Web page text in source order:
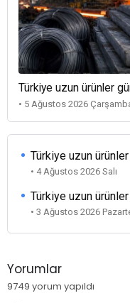
Türkiye uzun ürünler
• 5 Ağustos 2026
Türkiye uzun
• 4 Ağustos 2026 Salı
Türkiye uzun
• 3 Ağustos 2026
Yorumlar
9749 yorum yapıldı